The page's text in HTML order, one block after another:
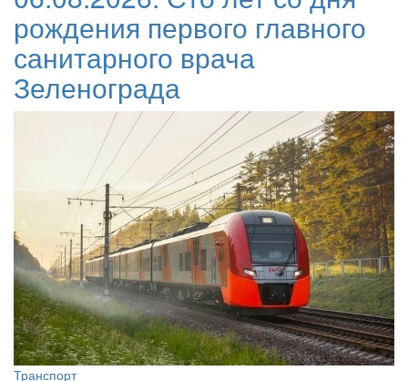
рождения первого главного
санитарного врача
Зеленограда
Транспорт